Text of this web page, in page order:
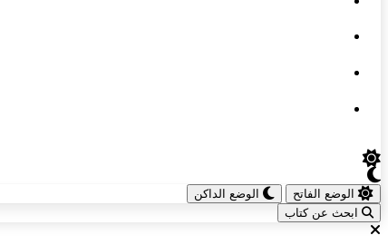
الوضع الفاتح
الوضع الداكن
ابحث عن كتاب